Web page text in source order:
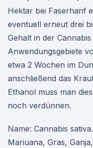
Hektar bei Faserhanf
eventuell erneut drei
Gehalt in der
Anwendungsgebiete
etwa 2 Wochen im
anschließend das
Ethanol muss man
noch verdünnen.
Name: Cannabis
Mariuana, Gras,